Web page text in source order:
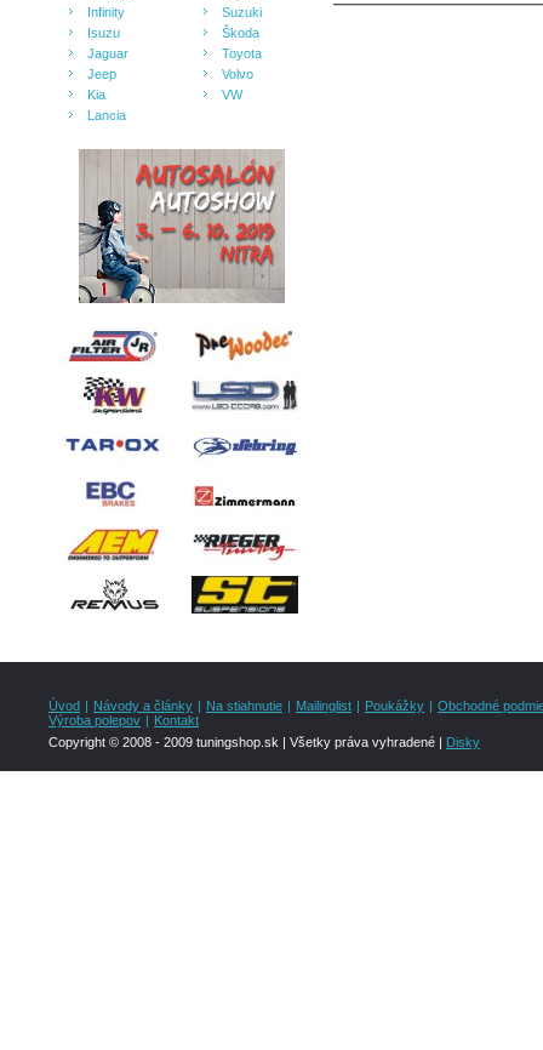
Infinity
Isuzu
Jaguar
Jeep
Kia
Lancia
Suzuki
Škoda
Toyota
Volvo
VW
Úvod | Návody a články | Na stiahnutie | Mailinglist | Poukážky | Obchodné
Výroba polepov | Kontakt
Copyright © 2008 - 2009 tuningshop.sk | Všetky práva vyhradené | Disky